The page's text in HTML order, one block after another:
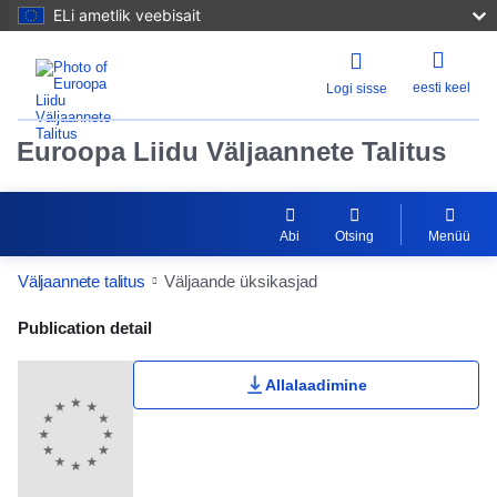
ELi ametlik veebisait
Logi sisse eesti keel
Euroopa Liidu Väljaannete Talitus
Abi Otsing Menüü
Väljaannete talitus Väljaande üksikasjad
Publication Detail Actions Portlet
Publication detail
Allalaadimine